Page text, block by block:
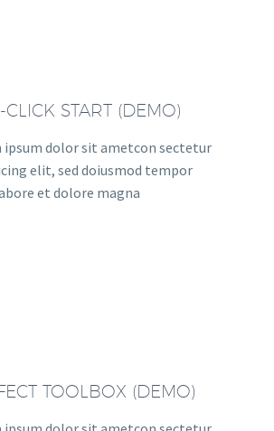
START (DEMO)
ipsum dolor sit ametcon sectetur
elit, sed doiusmod tempor
et dolore magna
TOOLBOX (DEMO)